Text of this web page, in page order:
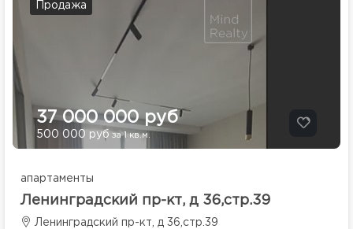
Продажа
37 000 000 руб
500 000 руб за 1 кв.м.
апартаменты
Ленинградский пр-кт, д 36,стр.39
Ленинградский пр-кт, д 36,стр.39